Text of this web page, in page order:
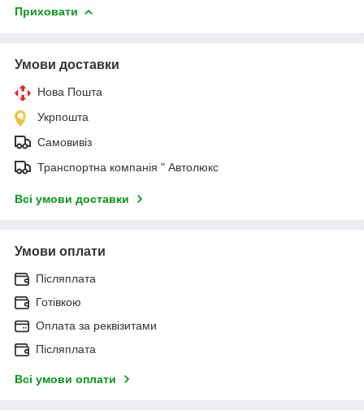
Приховати
Умови доставки
Нова Пошта
Укрпошта
Самовивіз
Транспортна компанія " Автолюкс
Всі умови доставки
Умови оплати
Післяплата
Готівкою
Оплата за реквізитами
Післяплата
Всі умови оплати